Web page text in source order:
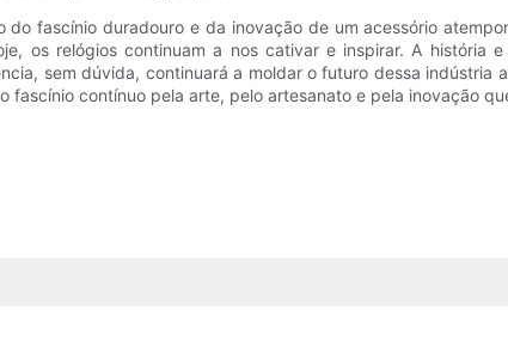
fascínio duradouro e da inovação de um acessório
os relógios continuam a nos cativar e inspirar. A história
sem dúvida, continuará a moldar o futuro dessa
contínuo pela arte, pelo artesanato e pela inovação